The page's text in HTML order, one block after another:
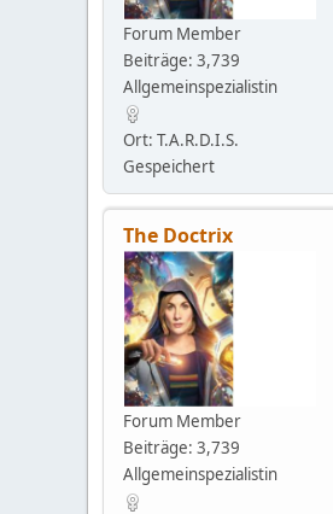
Forum Member
Beiträge: 3,739
Allgemeinspezialistin
Ort: T.A.R.D.I.S.
Gespeichert
The Doctrix
Forum Member
Beiträge: 3,739
Allgemeinspezialistin